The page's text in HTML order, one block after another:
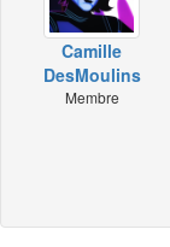
Camille
DesMoulins
Membre